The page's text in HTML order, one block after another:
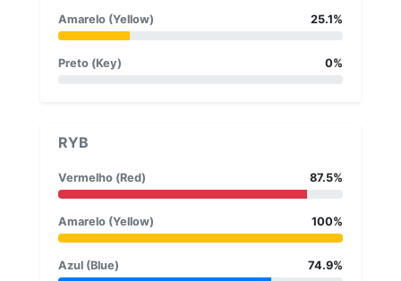
Amarelo (Yellow) 25.1%
Preto (Key) 0%
RYB
Vermelho (Red) 87.5%
Amarelo (Yellow) 100%
Azul (Blue) 74.9%